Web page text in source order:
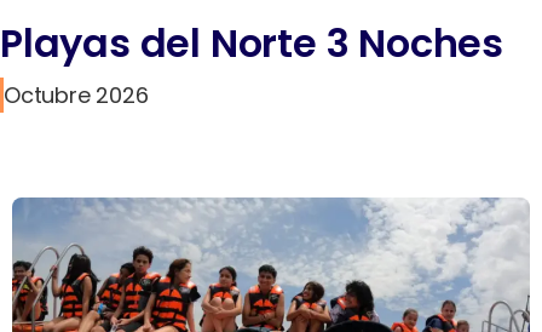
Playas del Norte 3 Noches
Octubre 2026